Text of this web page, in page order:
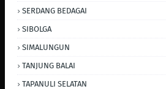
SERDANG BEDAGAI
SIBOLGA
SIMALUNGUN
TANJUNG BALAI
TAPANULI SELATAN